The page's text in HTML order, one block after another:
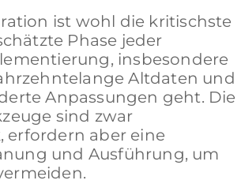
ist wohl die kritischste
Phase jeder
insbesondere
Altdaten und
Anpassungen geht. Die
sind zwar
erfordern aber eine
und Ausführung, um